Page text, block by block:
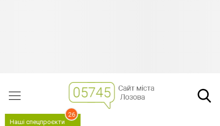
Наші спецпроєкти
26